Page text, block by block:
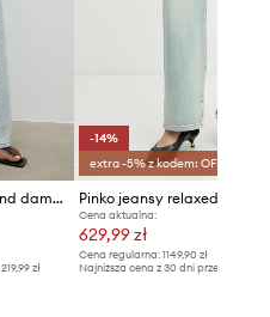
Answear.LAB jeansy boyfriend damskie
219,99 zł
-14%
extra -5% z kodem: OFF*
Pinko jeansy relaxed fit
Cena aktualna:
629,99 zł
Cena regularna: 1149,90 zł
Najniższa cena z 30 dni przed obniżką: